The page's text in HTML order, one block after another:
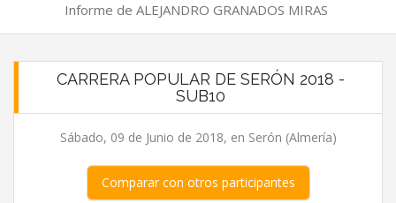
Informe de ALEJANDRO GRANADOS MIRAS
CARRERA POPULAR DE SERÓN 2018 -
SUB10
Sábado, 09 de Junio de 2018, en Serón (Almería)
Comparar con otros participantes